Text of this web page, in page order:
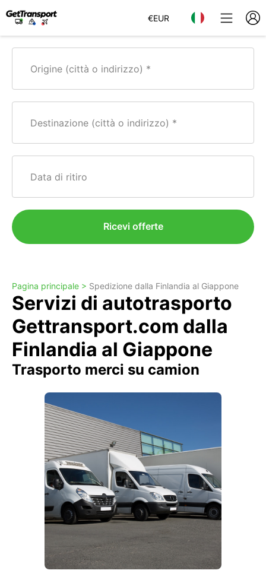
€EUR
Origine (città o indirizzo)
Destinazione (città o indirizzo)
Data di ritiro
Ricevi offerte
Pagina principale > Spedizione dalla Finlandia al Giappone
Servizi di autotrasporto
Gettransport.com dalla
Finlandia al Giappone
Trasporto merci su camion